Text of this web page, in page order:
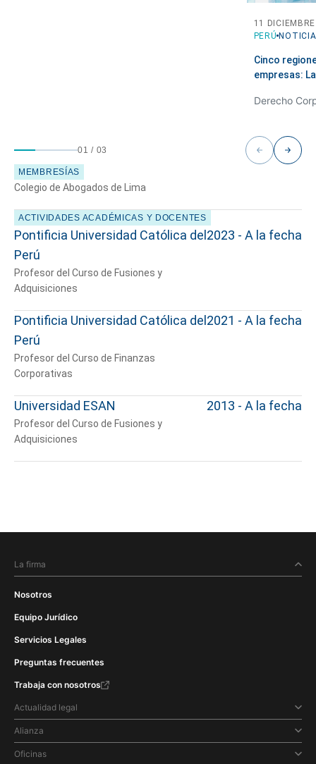
PERÚ NOTICIA
11
Cinco
empresas:
01 / 03
MEMBRESÍAS
Colegio de Abogados de Lima
ACTIVIDADES ACADÉMICAS Y DOCENTES
Pontificia Universidad Católica del
Perú
Profesor del Curso de Fusiones y
Adquisiciones
2023 - A la fecha
Pontificia Universidad Católica del
Perú
Profesor del Curso de Finanzas
Corporativas
2021 - A la fecha
Universidad ESAN
Profesor del Curso de Fusiones y
Adquisiciones
2013 - A la fecha
La firma
Nosotros
Equipo Jurídico
Servicios Legales
Preguntas frecuentes
Trabaja con nosotros
Actualidad legal
Alianza
Oficinas